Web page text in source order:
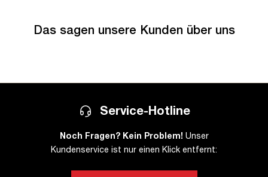
Das sagen unsere Kunden über uns
Service-Hotline
Noch Fragen? Kein Problem! Unser
Kundenservice ist nur einen Klick entfernt: